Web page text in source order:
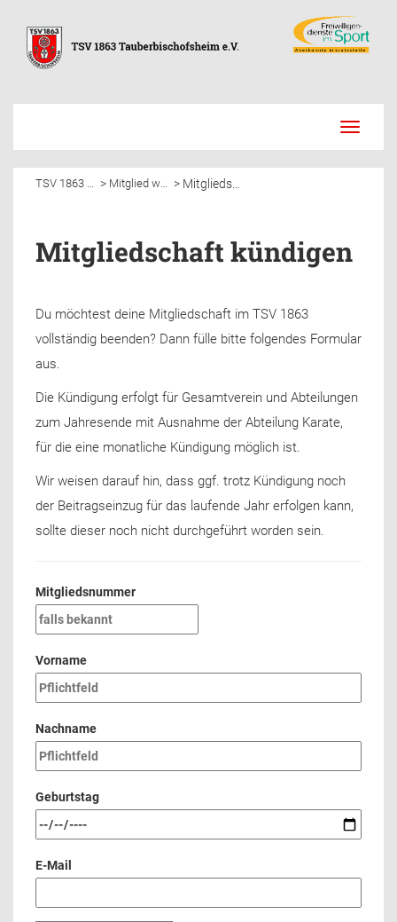
Toggle
TSV 1863 Tauberbischofsheim e.V. > Mitglied werden > Mitgliedschaft kündigen
Mitgliedschaft kündigen
Du möchtest deine Mitgliedschaft im TSV 1863
vollständig beenden? Dann fülle bitte folgendes Formular
aus.
Die Kündigung erfolgt für Gesamtverein und Abteilungen
zum Jahresende mit Ausnahme der Abteilung Karate,
für die eine monatliche Kündigung möglich ist.
Wir weisen darauf hin, dass ggf. trotz Kündigung noch
der Beitragseinzug für das laufende Jahr erfolgen kann,
sollte dieser noch nicht durchgeführt worden sein.
Mitgliedsnummer
Vorname
Nachname
Geburtstag
E-Mail